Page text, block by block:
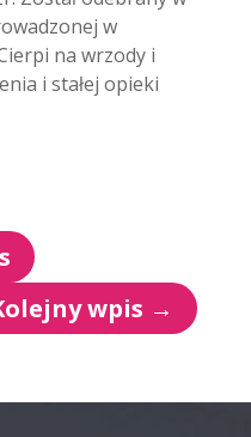
w
na wrzody i
i stałej opieki
wpis →